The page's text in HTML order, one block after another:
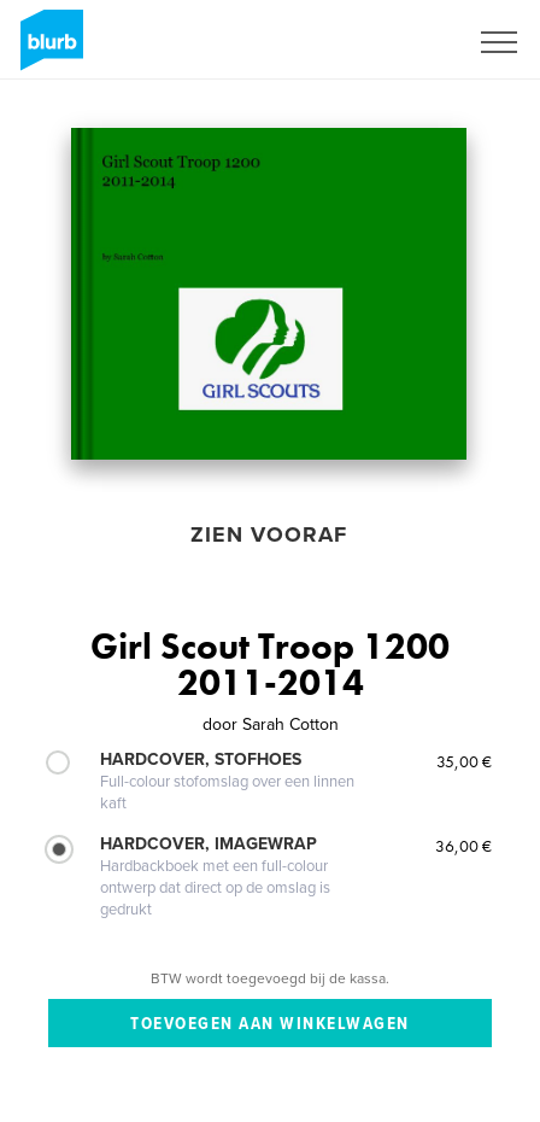
ZIEN VOORAF
Girl Scout Troop 1200
2011-2014
door Sarah Cotton
HARDCOVER, STOFHOES
Full-colour stofomslag over een linnen
kaft
35,00 €
HARDCOVER, IMAGEWRAP
Hardbackboek met een full-colour
ontwerp dat direct op de omslag is
gedrukt
36,00 €
BTW wordt toegevoegd bij de kassa.